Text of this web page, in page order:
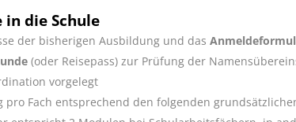
in die Schule
der bisherigen Ausbildung und das
(oder Reisepass) zur Prüfung der
vorgelegt
pro Fach entsprechend den folgenden